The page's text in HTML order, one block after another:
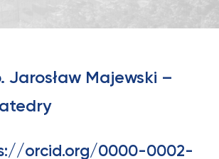
Jarosław Majewski –
orcid.org/0000-0002-